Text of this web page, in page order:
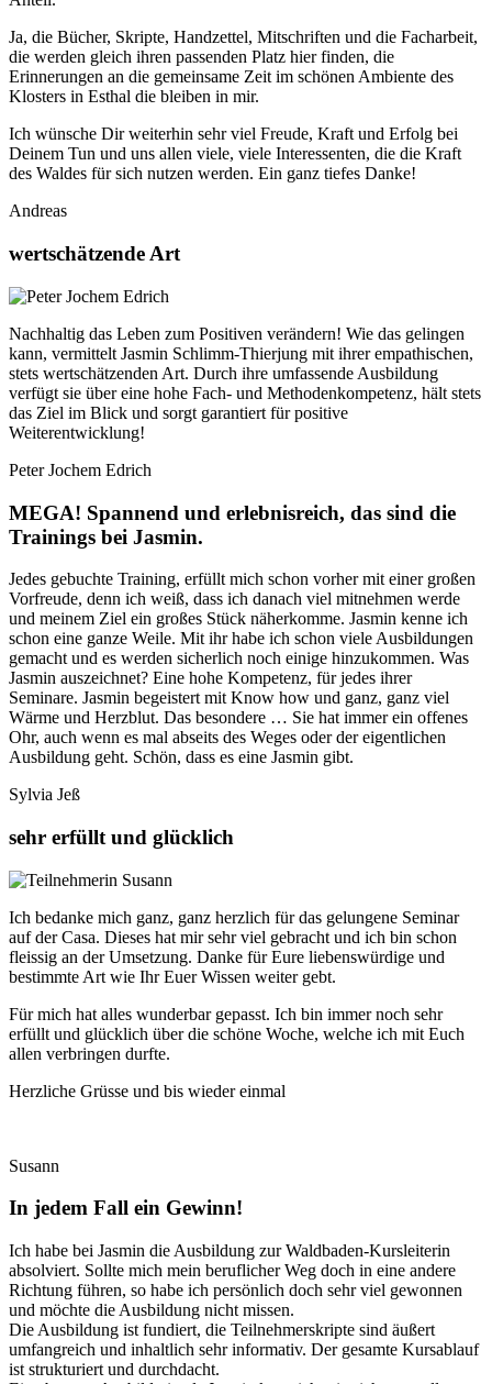
Ja, die Bücher, Skripte, Handzettel, Mitschriften und die Facharbeit,
die werden gleich ihren passenden Platz hier finden, die
Erinnerungen an die gemeinsame Zeit im schönen Ambiente des
Klosters in Esthal die bleiben in mir.
Ich wünsche Dir weiterhin sehr viel Freude, Kraft und Erfolg bei
Deinem Tun und uns allen viele, viele Interessenten, die die Kraft
des Waldes für sich nutzen werden. Ein ganz tiefes Danke!
Andreas
wertschätzende Art
Nachhaltig das Leben zum Positiven verändern! Wie das gelingen
kann, vermittelt Jasmin Schlimm-Thierjung mit ihrer empathischen,
stets wertschätzenden Art. Durch ihre umfassende Ausbildung
verfügt sie über eine hohe Fach- und Methodenkompetenz, hält stets
das Ziel im Blick und sorgt garantiert für positive
Weiterentwicklung!
Peter Jochem Edrich
MEGA! Spannend und erlebnisreich, das sind die
Trainings bei Jasmin.
Jedes gebuchte Training, erfüllt mich schon vorher mit einer großen
Vorfreude, denn ich weiß, dass ich danach viel mitnehmen werde
und meinem Ziel ein großes Stück näherkomme. Jasmin kenne ich
schon eine ganze Weile. Mit ihr habe ich schon viele Ausbildungen
gemacht und es werden sicherlich noch einige hinzukommen. Was
Jasmin auszeichnet? Eine hohe Kompetenz, für jedes ihrer
Seminare. Jasmin begeistert mit Know how und ganz, ganz viel
Wärme und Herzblut. Das besondere … Sie hat immer ein offenes
Ohr, auch wenn es mal abseits des Weges oder der eigentlichen
Ausbildung geht. Schön, dass es eine Jasmin gibt.
Sylvia Jeß
sehr erfüllt und glücklich
Ich bedanke mich ganz, ganz herzlich für das gelungene Seminar
auf der Casa. Dieses hat mir sehr viel gebracht und ich bin schon
fleissig an der Umsetzung. Danke für Eure liebenswürdige und
bestimmte Art wie Ihr Euer Wissen weiter gebt.
Für mich hat alles wunderbar gepasst. Ich bin immer noch sehr
erfüllt und glücklich über die schöne Woche, welche ich mit Euch
allen verbringen durfte.
Herzliche Grüsse und bis wieder einmal
Susann
In jedem Fall ein Gewinn!
Ich habe bei Jasmin die Ausbildung zur Waldbaden-Kursleiterin
absolviert. Sollte mich mein beruflicher Weg doch in eine andere
Richtung führen, so habe ich persönlich doch sehr viel gewonnen
und möchte die Ausbildung nicht missen.
Die Ausbildung ist fundiert, die Teilnehmerskripte sind äußert
umfangreich und inhaltlich sehr informativ. Der gesamte Kursablauf
ist strukturiert und durchdacht.